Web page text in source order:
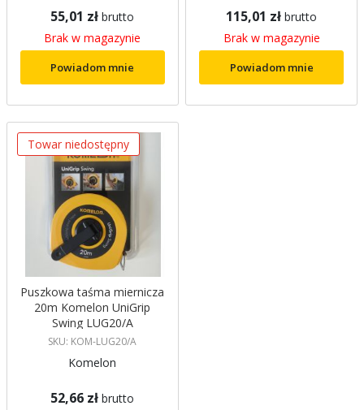
55,01 zł brutto
Brak w magazynie
Powiadom mnie
115,01 zł brutto
Brak w magazynie
Powiadom mnie
Towar niedostępny
Puszkowa taśma miernicza
20m Komelon UniGrip
Swing LUG20/A
SKU: KOM-LUG20/A
Komelon
52,66 zł brutto